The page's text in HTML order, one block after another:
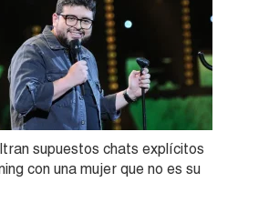
supuestos chats explícitos
con una mujer que no es su